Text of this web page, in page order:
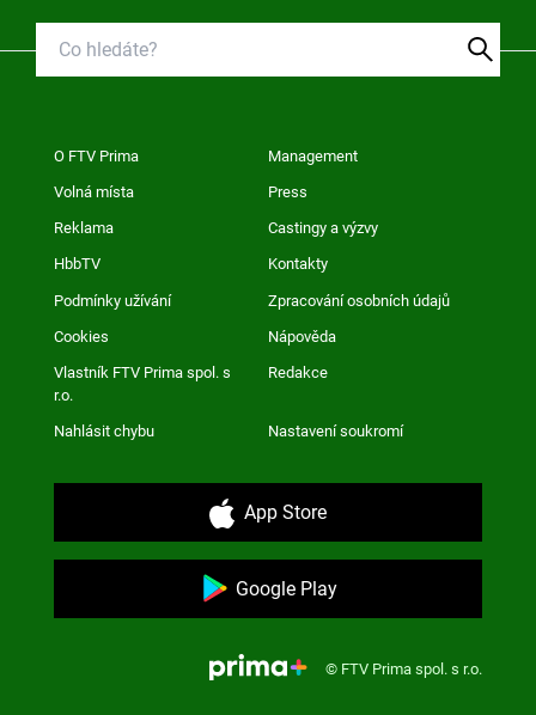
O FTV Prima Management
Volná místa Press
Reklama Castingy a výzvy
HbbTV Kontakty
Podmínky užívání Zpracování osobních údajů
Cookies Nápověda
Vlastník FTV Prima spol. s
r.o.
Redakce
Nahlásit chybu Nastavení soukromí
App Store
Google Play
© FTV Prima spol. s r.o.